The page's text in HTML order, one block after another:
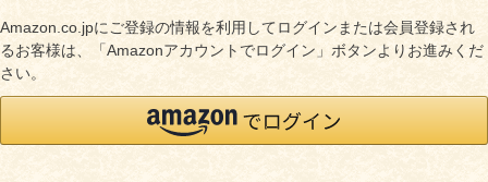
マイページ
ステーキ
みそ漬け
Amazon.co.jpにご登録の情報を利用してログインまたは会員登録され
るお客様は、「Amazonアカウントでログイン」ボタンよりお進みくだ
さい。